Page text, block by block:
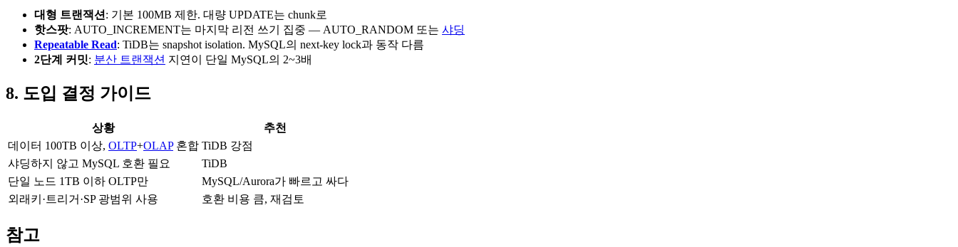
대형 트랜잭션 : 기본 100MB 제한. 대량 UPDATE는 chunk로
핫스팟: AUTO_INCREMENT는 마지막 리전 쓰기 집중 — AUTO_RANDOM 또는 샤딩
Repeatable Read: TiDB는 snapshot isolation. MySQL의 next-key lock과 동작 다름
2단계 커밋: 분산 트랜잭션 지연이 단일 MySQL의 2~3배
8. 도입 결정 가이드
상황
추천
데이터 100TB 이상, OLTP+OLAP혼합 TiDB 강점
샤딩하지 않고 MySQL 호환 필요
TiDB
단일 노드 1TB 이하 OLTP만
MySQL/Aurora가 빠르고 싸다
외래키·트리거·SP 광범위 사용
호환 비용 큼, 재검토
참고